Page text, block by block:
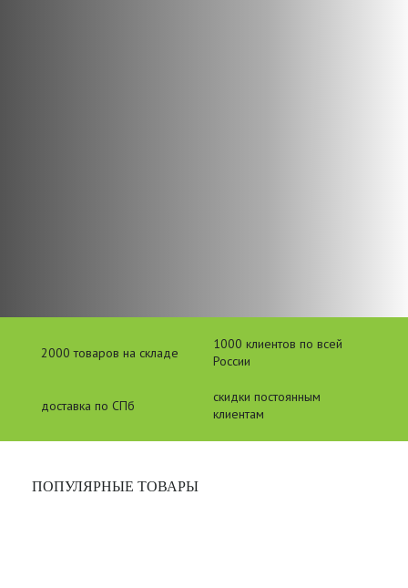
2000 товаров на складе
1000 клиентов по всей
России
доставка по СПб
скидки постоянным
клиентам
ПОПУЛЯРНЫЕ ТОВАРЫ